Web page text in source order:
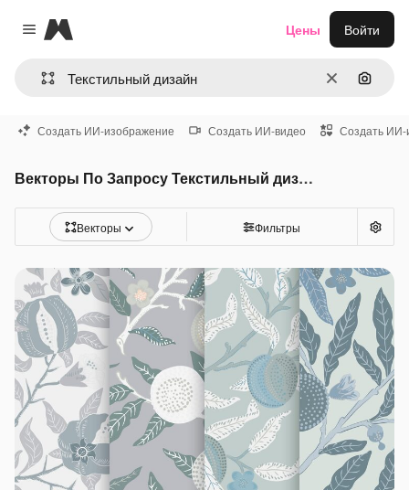
Close menu
Magnific
ОчиститьПоиск
Цены Войти
Создать ИИ-изображение Создать ИИ-видео Создать ИИ-
Векторы По Запросу Текстильный дизайн
Векторы Фильтры